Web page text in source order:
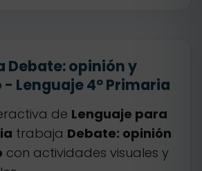
Debate: opinión y
Lenguaje 4º Primaria
de Lenguaje para
trabaja Debate: opinión
con actividades visuales y